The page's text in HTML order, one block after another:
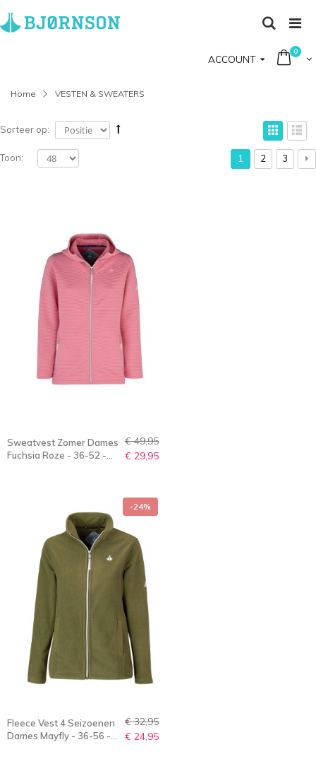
ACCOUNT
0
Home VESTEN & SWEATERS
Sorteer op:
1 2 3
Toon:
Sweatvest Zomer Dames
Fuchsia Roze - 36-52 -
€ 49,95
€ 29,95
-24%
Fleece Vest 4 Seizoenen
Dames Mayfly - 36-56 -
€ 32,95
€ 24,95